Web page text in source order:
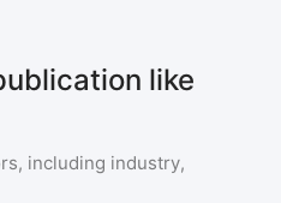
like
including industry,